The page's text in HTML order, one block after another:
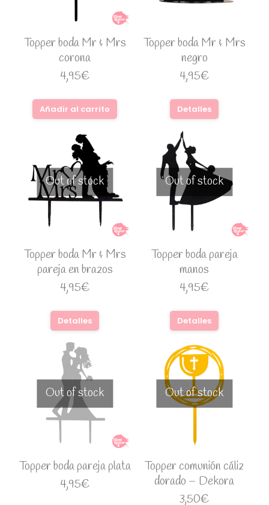
Topper boda Mr & Mrs
corona
4,95€
Añadir al carrito
Topper boda Mr & Mrs
negro
4,95€
Detalles
Out of stock
Topper boda Mr & Mrs
pareja en brazos
4,95€
Detalles
Out of stock
Topper boda pareja
manos
4,95€
Detalles
Out of stock
Topper boda pareja plata
4,95€
Out of stock
Topper comunión cáliz
dorado – Dekora
3,50€